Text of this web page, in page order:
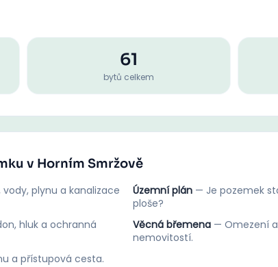
61
bytů celkem
v Horním Smržově
plynu a kanalizace
Územní plán — Je pozemek
ploše?
hluk a ochranná
Věcná břemena — Omezení
nemovitostí.
a přístupová cesta.